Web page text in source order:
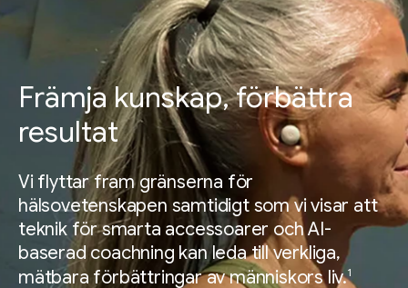
Främja kunskap, förbättra
resultat
Vi flyttar fram gränserna för
hälsovetenskapen samtidigt som vi visar att
teknik för smarta accessoarer och AI-
baserad coachning kan leda till verkliga,
mätbara förbättringar av människors liv.1